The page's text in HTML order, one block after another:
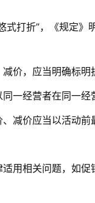
打折”，《规定》
价，应当明确标明
一经营者在同一经
减价应当以活动前
用相关问题，如